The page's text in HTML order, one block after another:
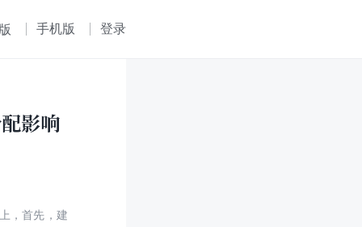
手机版 登录
影响
，首先，建